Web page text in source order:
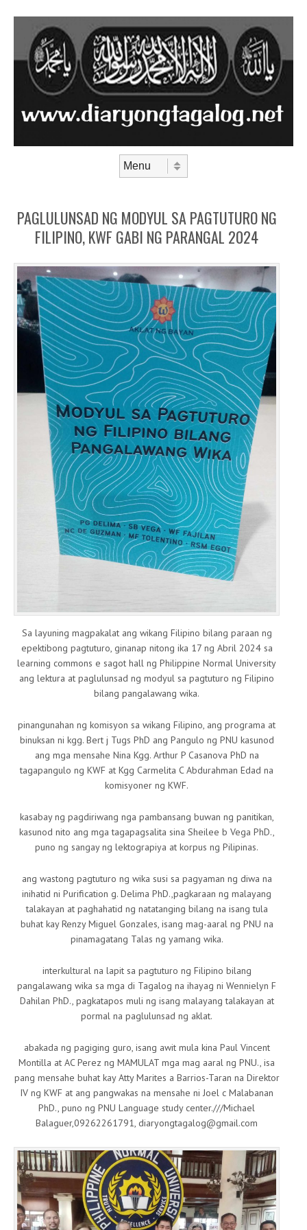
PAGLULUNSAD NG MODYUL SA PAGTUTURO NG
FILIPINO, KWF GABI NG PARANGAL 2024
Sa layuning magpakalat ang wikang Filipino bilang paraan ng
epektibong pagtuturo, ginanap nitong ika 17 ng Abril 2024 sa
learning commons e sagot hall ng Philippine Normal University
ang lektura at paglulunsad ng modyul sa pagtuturo ng Filipino
bilang pangalawang wika.
pinangunahan ng komisyon sa wikang Filipino, ang programa at
binuksan ni kgg. Bert j Tugs PhD ang Pangulo ng PNU kasunod
ang mga mensahe Nina Kgg. Arthur P Casanova PhD na
tagapangulo ng KWF at Kgg Carmelita C Abdurahman Edad na
komisyoner ng KWF.
kasabay ng pagdiriwang nga pambansang buwan ng panitikan,
kasunod nito ang mga tagapagsalita sina Sheilee b Vega PhD.,
puno ng sangay ng lektograpiya at korpus ng Pilipinas.
ang wastong pagtuturo ng wika susi sa pagyaman ng diwa na
inihatid ni Purification g. Delima PhD.,pagkaraan ng malayang
talakayan at paghahatid ng natatanging bilang na isang tula
buhat kay Renzy Miguel Gonzales, isang mag-aaral ng PNU na
pinamagatang Talas ng yamang wika.
interkultural na lapit sa pagtuturo ng Filipino bilang
pangalawang wika sa mga di Tagalog na ihayag ni Wennielyn F
Dahilan PhD., pagkatapos muli ng isang malayang talakayan at
pormal na paglulunsad ng aklat.
abakada ng pagiging guro, isang awit mula kina Paul Vincent
Montilla at AC Perez ng MAMULAT mga mag aaral ng PNU., isa
pang mensahe buhat kay Atty Marites a Barrios-Taran na Direktor
IV ng KWF at ang pangwakas na mensahe ni Joel c Malabanan
PhD., puno ng PNU Language study center.///Michael
Balaguer,09262261791, diaryongtagalog@gmail.com